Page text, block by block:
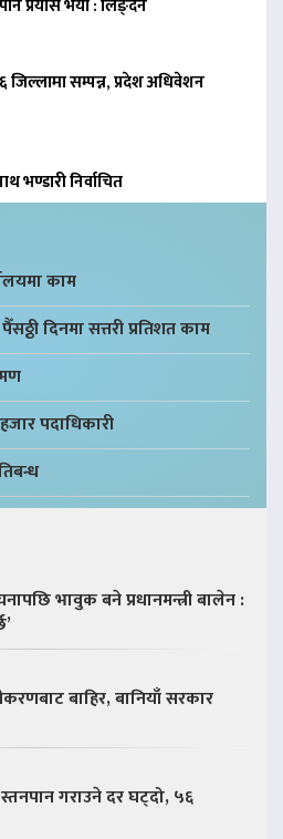
प्रयास भयो : लिङ्देन
सम्पन्न, प्रदेश अधिवेशन
भण्डारी निर्वाचित
काम
दिनमा सत्तरी प्रतिशत काम
पदाधिकारी
भावुक बने प्रधानमन्त्री बालेन :
बाहिर, बानियाँ सरकार
गराउने दर घट्दो, ५६